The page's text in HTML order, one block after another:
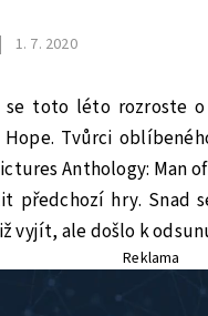
1. 7. 2020
se toto léto rozroste
Tvůrci
Anthology: Man
předchozí hry.
vyjít, ale došlo k
Reklama